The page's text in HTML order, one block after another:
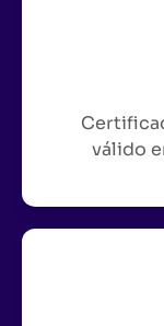
válido